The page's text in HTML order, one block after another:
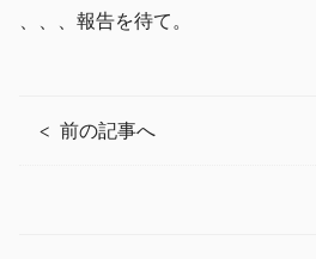
、、、報告を待て。
前の記事へ